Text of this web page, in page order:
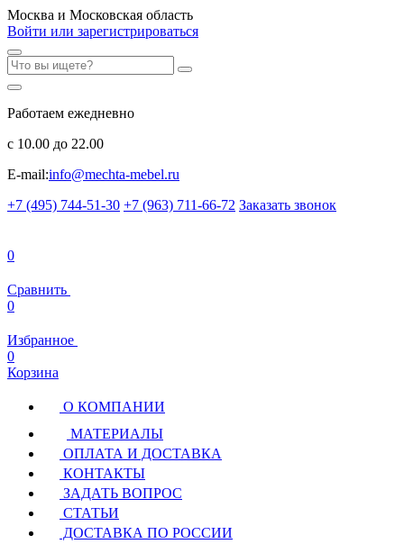
Москва и Московская область
Войти или зарегистрироваться
Работаем ежедневно
с 10.00 до 22.00
E-mail:info@mechta-mebel.ru
+7 (495) 744-51-30 +7 (963) 711-66-72 Заказать звонок
0
Сравнить
0
Избранное
0
Корзина
О КОМПАНИИ
МАТЕРИАЛЫ
ОПЛАТА И ДОСТАВКА
КОНТАКТЫ
ЗАДАТЬ ВОПРОС
СТАТЬИ
ДОСТАВКА ПО РОССИИ